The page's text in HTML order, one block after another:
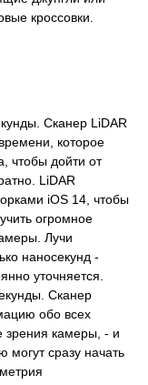
кроссовки.
Сканер LiDAR
которое
чтобы дойти от
LiDAR
iOS 14, чтобы
огромное
Лучи
наносекунд -
уточняется.
Сканер
обо всех
зрения камеры, - и
могут сразу начать